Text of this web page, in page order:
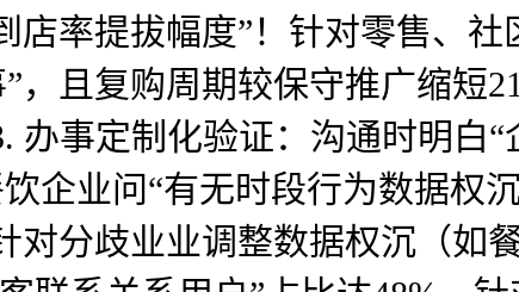
店率提拔幅度”！针对零售、
，且复购周期较保守推广缩短
办事定制化验证：沟通时明白
企业问“有无时段行为数据权
分歧业业调整数据权沉（如